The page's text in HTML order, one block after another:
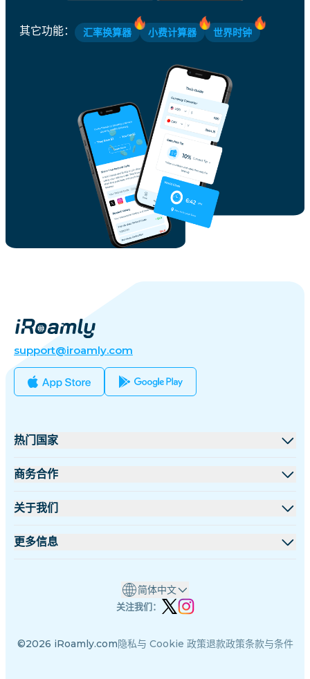
其它功能： 汇率换算器 小费计算器 世界时钟
support@iroamly.com
热门国家
美国
法国
印度
商务合作
批发平台
关于我们
关于 iRoamly
更多信息
专家团队
©2026 iRoamly.com隐私与 Cookie 政策退款政策条款与条件
简体中文
关注我们：